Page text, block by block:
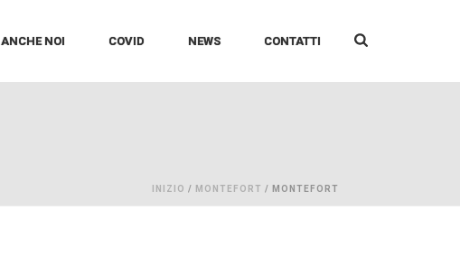
ANCHE NOI COVID NEWS CONTATTI
INIZIO / MONTEFORT / MONTEFORT